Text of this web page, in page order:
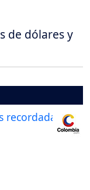
de dólares y